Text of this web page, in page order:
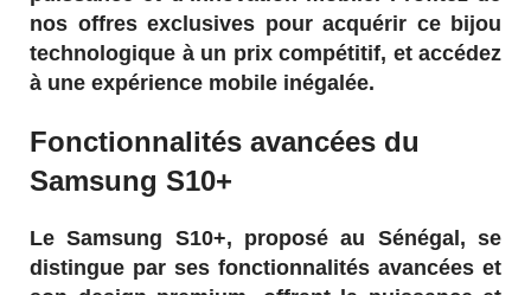
nos offres exclusives pour acquérir ce bijou
technologique à un prix compétitif, et accédez
à une expérience mobile inégalée.
Fonctionnalités avancées du
Samsung S10+
Le Samsung S10+, proposé au Sénégal, se
distingue par ses fonctionnalités avancées et